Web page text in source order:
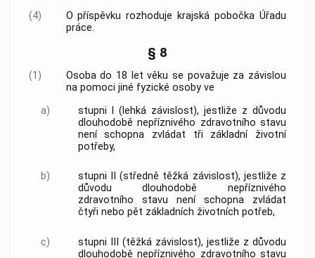
(4)
O příspěvku rozhoduje krajská pobočka Úřadu
práce.
§ 8
(1)
Osoba do 18 let věku se považuje za závislou
na pomoci jiné fyzické osoby ve
a)
stupni I (lehká závislost), jestliže z důvodu
dlouhodobě nepříznivého zdravotního stavu
není schopna zvládat tři základní životní
potřeby,
b)
stupni II (středně těžká závislost), jestliže z
důvodu dlouhodobě nepříznivého
zdravotního stavu není schopna zvládat
čtyři nebo pět základních životních potřeb,
c)
stupni III (těžká závislost), jestliže z důvodu
dlouhodobě nepříznivého zdravotního stavu